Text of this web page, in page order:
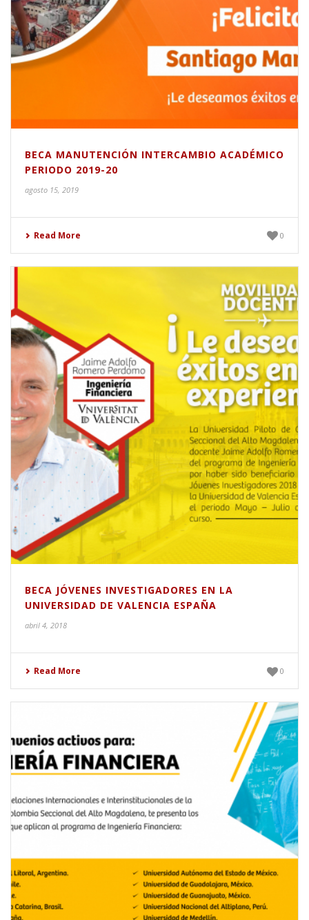
BECA MANUTENCIÓN INTERCAMBIO ACADÉMICO
PERIODO 2019-20
agosto 15, 2019
Read More 0
BECA JÓVENES INVESTIGADORES EN LA
UNIVERSIDAD DE VALENCIA ESPAÑA
abril 4, 2018
Read More 0